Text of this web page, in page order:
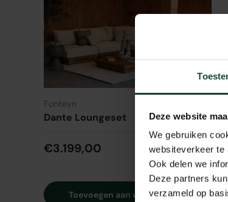
Deze website
We gebruiken
websiteverkeer te
Ook delen we
Deze partners
verzameld op
Fonteyn
Dante Loungeset
€3.199,00
Toevoegen aan winkelwagen